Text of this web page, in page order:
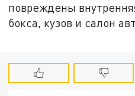
повреждены
бокса, кузов и салон